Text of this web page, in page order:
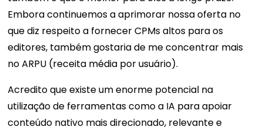
Embora continuemos a aprimorar nossa oferta no
que diz respeito a fornecer CPMs altos para os
editores, também gostaria de me concentrar mais
no ARPU (receita média por usuário).
Acredito que existe um enorme potencial na
utilização de ferramentas como a IA para apoiar
conteúdo nativo mais direcionado, relevante e